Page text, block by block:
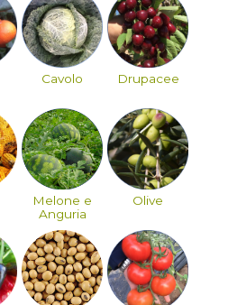
Cavolo Drupacee
Melone e
Anguria
Olive